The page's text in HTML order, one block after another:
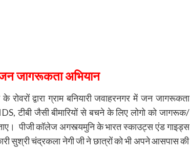
जन जागरूकता अभियान
द्वारा ग्राम बनियारी जवाहरनगर में जन जागरूकता
टीबी जैसी बीमारियों से बचने के लिए लोगो को जागरूक/
पीजी कॉलेज अगस्त्यमुनि के भारत स्काउट्स एंड गाइड्स
सुश्री चंद्रकला नेगी जी ने छात्रों को भी अपने आसपास की